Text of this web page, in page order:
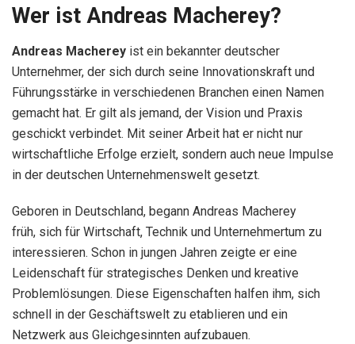
Wer ist Andreas Macherey?
Andreas Macherey ist ein bekannter deutscher
Unternehmer, der sich durch seine Innovationskraft und
Führungsstärke in verschiedenen Branchen einen Namen
gemacht hat. Er gilt als jemand, der Vision und Praxis
geschickt verbindet. Mit seiner Arbeit hat er nicht nur
wirtschaftliche Erfolge erzielt, sondern auch neue Impulse
in der deutschen Unternehmenswelt gesetzt.
Geboren in Deutschland, begann Andreas Macherey
früh, sich für Wirtschaft, Technik und Unternehmertum zu
interessieren. Schon in jungen Jahren zeigte er eine
Leidenschaft für strategisches Denken und kreative
Problemlösungen. Diese Eigenschaften halfen ihm, sich
schnell in der Geschäftswelt zu etablieren und ein
Netzwerk aus Gleichgesinnten aufzubauen.